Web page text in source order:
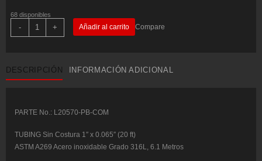
68 disponibles
-
Sin
Costura
(20
ft)
inoxidable
6.1
Metros
+ Añadir al carrito Compare
DESCRIPCIÓN INFORMACIÓN ADICIONAL
PARTE No.: L20570-PB-COM
TUBING Sin Costura 1″ x 0.065″ (20 ft)
ASTM A269 Acero inoxidable Grado 316L, 6.1 Metros